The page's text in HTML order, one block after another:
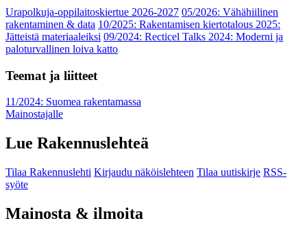
Urapolkuja-oppilaitoskiertue 2026-2027 05/2026: Vähähiilinen
rakentaminen & data 10/2025: Rakentamisen kiertotalous 2025:
Jätteistä materiaaleiksi 09/2024: Recticel Talks 2024: Moderni ja
paloturvallinen loiva katto
Teemat ja liitteet
11/2024: Suomea rakentamassa
Mainostajalle
Lue Rakennuslehteä
Tilaa Rakennuslehti Kirjaudu näköislehteen Tilaa uutiskirje RSS-
syöte
Mainosta & ilmoita